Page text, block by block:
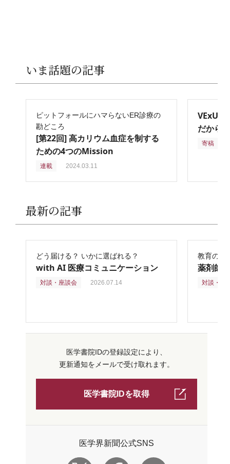
いま話題の記事
ピットフォールにハマらないER診療の
勘どころ
[第22回] 高カリウム血症を制する
ための4つのMission
連載 2024.03.11
VExUS
だから
寄稿
最新の記事
どう届ける？ いかに選ばれる？
with AI 医療コミュニケーション
対談・座談会 2026.07.14
教育の再
薬剤師
対談・座
医学書院IDの登録設定により、
更新通知をメールで受け取れます。
医学書院IDを取得
医学界新聞公式SNS